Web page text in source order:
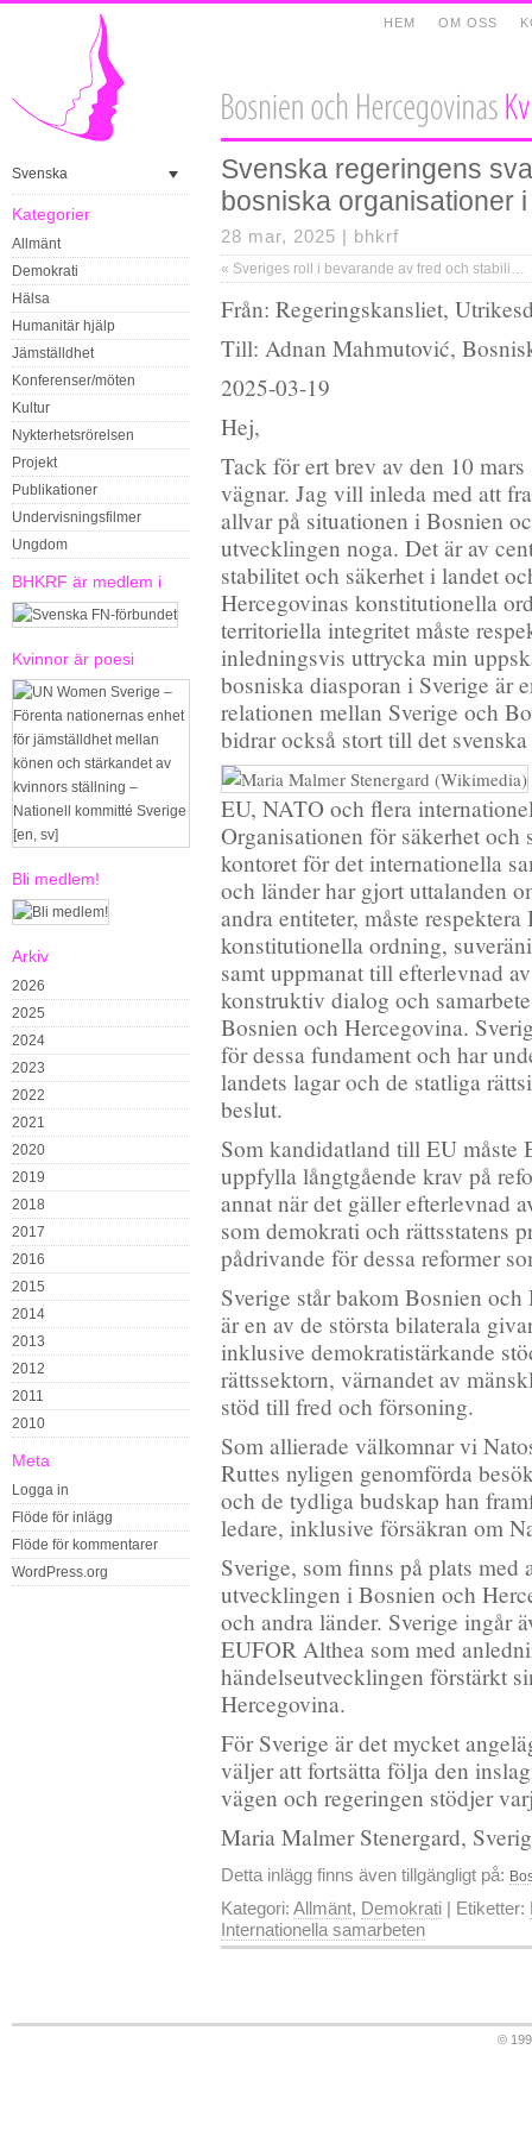
OM OSS
HEM
Svenska
Kategorier
Allmänt
Demokrati
Hälsa
Humanitär hjälp
Jämställdhet
Konferenser/möten
Kultur
Nykterhetsrörelsen
Projekt
Publikationer
Undervisningsfilmer
Ungdom
BHKRF är medlem i
Kvinnor är poesi
Bli medlem!
Arkiv
2026
2025
2024
2023
2022
2021
2020
2019
2018
2017
2016
2015
2014
2013
2012
2011
2010
Meta
Logga in
Flöde för inlägg
Flöde för kommentarer
WordPress.org
Svenska regeringens
bosniska organisationer
28 mar, 2025 | bhkrf
« Sveriges roll i bevarande av fred och stabilitet i Bosnien och Hercegovina
Från: Regeringskansliet,
Till: Adnan Mahmutović,
2025-03-19
Hej,
Tack för ert brev av den 10
vägnar. Jag vill inleda med att
allvar på situationen i Bosnien
utvecklingen noga. Det är av
stabilitet och säkerhet i landet
Hercegovinas konstitutionella
territoriella integritet måste
inledningsvis uttrycka min
bosniska diasporan i Sverige är
relationen mellan Sverige och
bidrar också stort till det
EU, NATO och flera
Organisationen för säkerhet och
kontoret för det internationella
och länder har gjort uttalanden
andra entiteter, måste
konstitutionella ordning,
samt uppmanat till efterlevnad
konstruktiv dialog och
Bosnien och Hercegovina.
för dessa fundament och har
landets lagar och de statliga
beslut.
Som kandidatland till EU måste
uppfylla långtgående krav på
annat när det gäller efterlevnad
som demokrati och rättsstatens
pådrivande för dessa reformer
Sverige står bakom Bosnien
är en av de största bilaterala
inklusive demokratistärkande
rättssektorn, värnandet av
stöd till fred och försoning.
Som allierade välkomnar vi
Ruttes nyligen genomförda
och de tydliga budskap han
ledare, inklusive försäkran om
Sverige, som finns på plats med
utvecklingen i Bosnien och
och andra länder. Sverige ingår
EUFOR Althea som med
händelseutvecklingen förstärkt
Hercegovina.
För Sverige är det mycket
väljer att fortsätta följa den
vägen och regeringen stödjer
Maria Malmer Stenergard,
Detta inlägg finns även tillgängligt på:
Kategori: Allmänt, Demokrati | Etiketter:
Internationella samarbeten
©